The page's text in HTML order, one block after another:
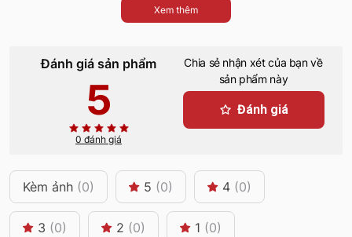
Xem thêm
Đánh giá sản phẩm
5
0 đánh giá
Chia sẻ nhận xét của bạn về
sản phẩm này
Đánh giá
Kèm ảnh (0) 5 (0) 4 (0)
3 (0) 2 (0) 1 (0)